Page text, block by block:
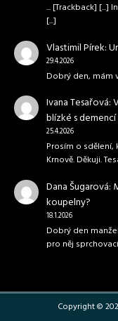
... [Trackback] [...]
[...]
Vlastimil Pírek:
29.4.2026
Dobrý den, mám
Ivana Tesařová:
blízké s demencí
25.4.2026
Prosím o
Krnově. Děkuji.
Dana Šugarová:
koupelny?
18.1.2026
Dobrý den
pro něj
Copyright ©